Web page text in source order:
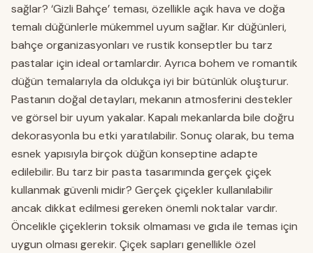
sağlar? ‘Gizli Bahçe’ teması, özellikle açık hava ve doğa
temalı düğünlerle mükemmel uyum sağlar. Kır düğünleri,
bahçe organizasyonları ve rustik konseptler bu tarz
pastalar için ideal ortamlardır. Ayrıca bohem ve romantik
düğün temalarıyla da oldukça iyi bir bütünlük oluşturur.
Pastanın doğal detayları, mekanın atmosferini destekler
ve görsel bir uyum yakalar. Kapalı mekanlarda bile doğru
dekorasyonla bu etki yaratılabilir. Sonuç olarak, bu tema
esnek yapısıyla birçok düğün konseptine adapte
edilebilir. Bu tarz bir pasta tasarımında gerçek çiçek
kullanmak güvenli midir? Gerçek çiçekler kullanılabilir
ancak dikkat edilmesi gereken önemli noktalar vardır.
Öncelikle çiçeklerin toksik olmaması ve gıda ile temas için
uygun olması gerekir. Çiçek sapları genellikle özel